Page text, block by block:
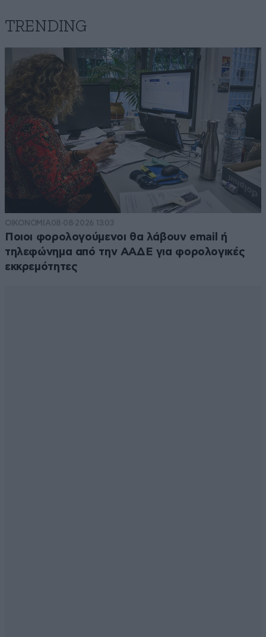
TRENDING
ΟΙΚΟΝΟΜΙΑ08·08·2026 13:03
Ποιοι φορολογούμενοι θα λάβουν email ή
τηλεφώνημα από την ΑΑΔΕ για φορολογικές
εκκρεμότητες